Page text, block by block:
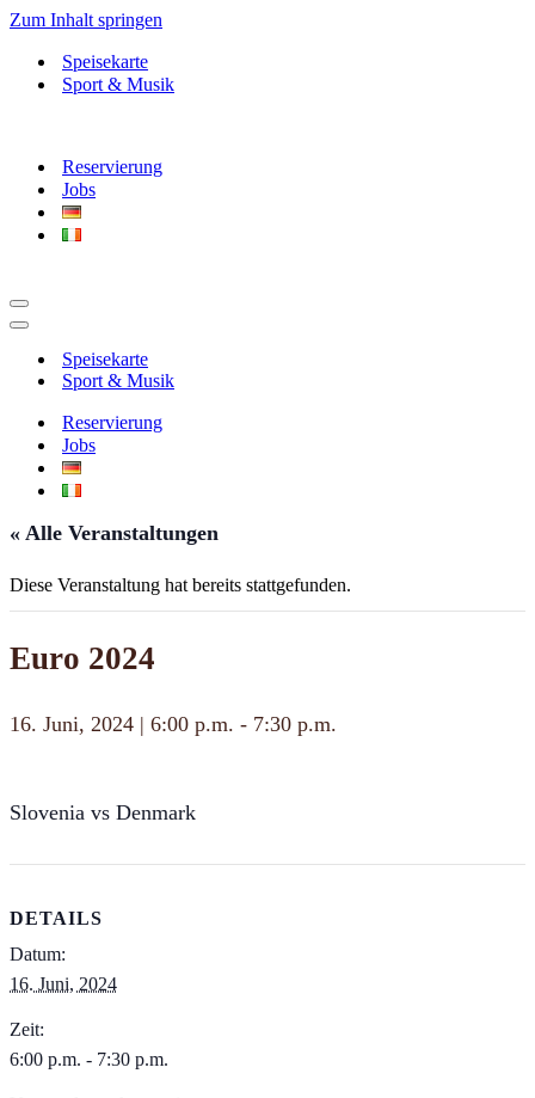
Zum Inhalt springen
Speisekarte
Sport & Musik
Reservierung
Jobs
Navigationsmenü
Navigationsmenü
Speisekarte
Sport & Musik
Reservierung
Jobs
« Alle Veranstaltungen
Diese Veranstaltung hat bereits stattgefunden.
Euro 2024
16. Juni, 2024 | 6:00 p.m. - 7:30 p.m.
Slovenia vs Denmark
DETAILS
Datum:
16. Juni, 2024
Zeit:
6:00 p.m. - 7:30 p.m.